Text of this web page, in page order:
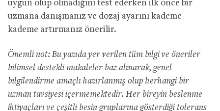
uygun olup olmadığını test ederken ilk önce bir
uzmana danışmanız ve dozaj ayarını kademe
kademe artırmanız önerilir.
Önemli not: Bu yazıda yer verilen tüm bilgi ve öneriler
bilimsel destekli makaleler baz alınarak, genel
bilgilendirme amaçlı hazırlanmış olup herhangi bir
uzman tavsiyesi içermemektedir. Her bireyin beslenme
ihtiyaçları ve çeşitli besin gruplarına gösterdiği tolerans